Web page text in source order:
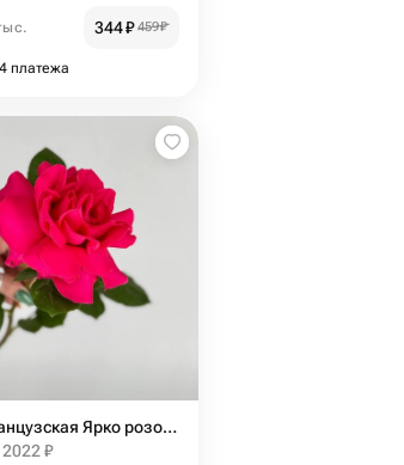
344₽ 459₽
платежа
Роза французская Ярко розовая Пинк флоуд Pink Floyd Эквадор 70 см
₽